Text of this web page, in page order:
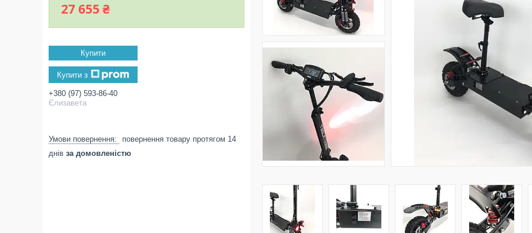
27 655 ₴
Купити
Купити з
+380 (97) 593-86-40
Єлизавета
повернення товару протягом 14
днів за домовленістю